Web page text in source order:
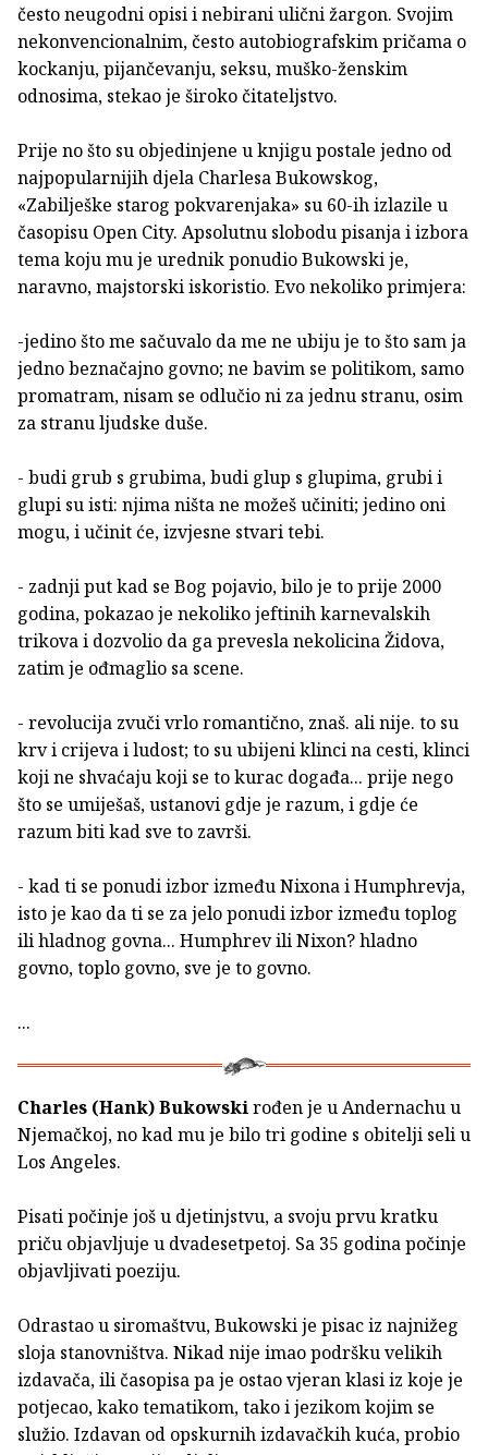
često neugodni opisi i nebirani ulični žargon. Svojim
nekonvencionalnim, često autobiografskim pričama o
kockanju, pijančevanju, seksu, muško-ženskim
odnosima, stekao je široko čitateljstvo.
Prije no što su objedinjene u knjigu postale jedno od
najpopularnijih djela Charlesa Bukowskog,
«Zabilješke starog pokvarenjaka» su 60-ih izlazile u
časopisu Open City. Apsolutnu slobodu pisanja i izbora
tema koju mu je urednik ponudio Bukowski je,
naravno, majstorski iskoristio. Evo nekoliko primjera:
-jedino što me sačuvalo da me ne ubiju je to što sam ja
jedno beznačajno govno; ne bavim se politikom, samo
promatram, nisam se odlučio ni za jednu stranu, osim
za stranu ljudske duše.
- budi grub s grubima, budi glup s glupima, grubi i
glupi su isti: njima ništa ne možeš učiniti; jedino oni
mogu, i učinit će, izvjesne stvari tebi.
- zadnji put kad se Bog pojavio, bilo je to prije 2000
godina, pokazao je nekoliko jeftinih karnevalskih
trikova i dozvolio da ga prevesla nekolicina Židova,
zatim je ođmaglio sa scene.
- revolucija zvuči vrlo romantično, znaš. ali nije. to su
krv i crijeva i ludost; to su ubijeni klinci na cesti, klinci
koji ne shvaćaju koji se to kurac događa... prije nego
što se umiješaš, ustanovi gdje je razum, i gdje će
razum biti kad sve to završi.
- kad ti se ponudi izbor između Nixona i Humphrevja,
isto je kao da ti se za jelo ponudi izbor između toplog
ili hladnog govna... Humphrev ili Nixon? hladno
govno, toplo govno, sve je to govno.
...
Charles (Hank) Bukowskirođen je u Andernachu u
Njemačkoj, no kad mu je bilo tri godine s obitelji seli u
Los Angeles.
Pisati počinje još u djetinjstvu, a svoju prvu kratku
priču objavljuje u dvadesetpetoj. Sa 35 godina počinje
objavljivati poeziju.
Odrastao u siromaštvu, Bukowski je pisac iz najnižeg
sloja stanovništva. Nikad nije imao podršku velikih
izdavača, ili časopisa pa je ostao vjeran klasi iz koje je
potjecao, kako tematikom, tako i jezikom kojim se
služio. Izdavan od opskurnih izdavačkih kuća, probio